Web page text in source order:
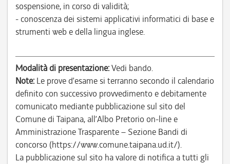
sospensione, in corso di validità;
- conoscenza dei sistemi applicativi informatici di base e
strumenti web e della lingua inglese.
Modalità di presentazione:Vedi bando.
Note: Le prove d’esame si terranno secondo il calendario
definito con successivo provvedimento e debitamente
comunicato mediante pubblicazione sul sito del
Comune di Taipana, all’Albo Pretorio on-line e
Amministrazione Trasparente – Sezione Bandi di
concorso (https://www.comune.taipana.ud.it/).
La pubblicazione sul sito ha valore di notifica a tutti gli